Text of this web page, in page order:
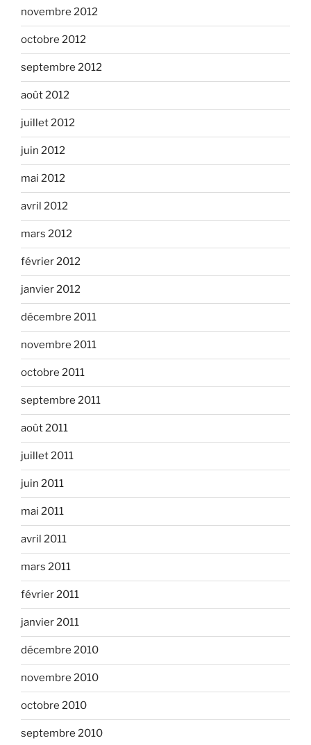
novembre 2012
octobre 2012
septembre 2012
août 2012
juillet 2012
juin 2012
mai 2012
avril 2012
mars 2012
février 2012
janvier 2012
décembre 2011
novembre 2011
octobre 2011
septembre 2011
août 2011
juillet 2011
juin 2011
mai 2011
avril 2011
mars 2011
février 2011
janvier 2011
décembre 2010
novembre 2010
octobre 2010
septembre 2010